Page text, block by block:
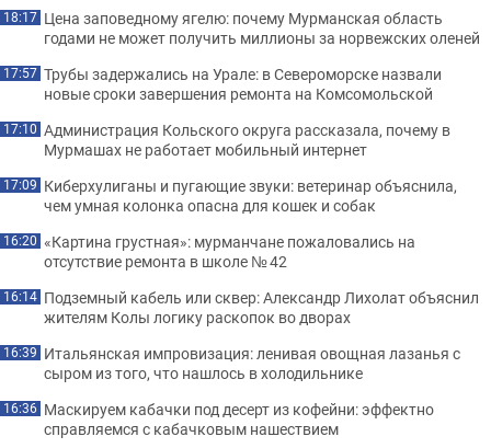
18:17 Цена заповедному ягелю: почему Мурманская область
годами не может получить миллионы за норвежских оленей
17:57 Трубы задержались на Урале: в Североморске назвали
новые сроки завершения ремонта на Комсомольской
17:10 Администрация Кольского округа рассказала, почему в
Мурмашах не работает мобильный интернет
17:09 Киберхулиганы и пугающие звуки: ветеринар объяснила,
чем умная колонка опасна для кошек и собак
16:20 «Картина грустная»: мурманчане пожаловались на
отсутствие ремонта в школе № 42
16:14 Подземный кабель или сквер: Александр Лихолат объяснил
жителям Колы логику раскопок во дворах
16:39 Итальянская импровизация: ленивая овощная лазанья с
сыром из того, что нашлось в холодильнике
16:36 Маскируем кабачки под десерт из кофейни: эффектно
справляемся с кабачковым нашествием